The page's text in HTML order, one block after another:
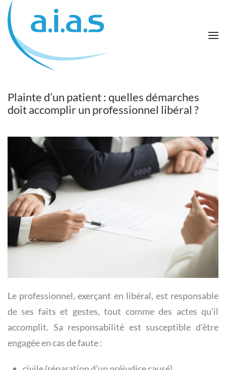
Passer au contenu principal
Plainte d’un patient : quelles démarches
doit accomplir un professionnel libéral ?
Le professionnel, exerçant en libéral, est responsable
de ses faits et gestes, tout comme des actes qu’il
accomplit. Sa responsabilité est susceptible d’être
engagée en cas de faute :